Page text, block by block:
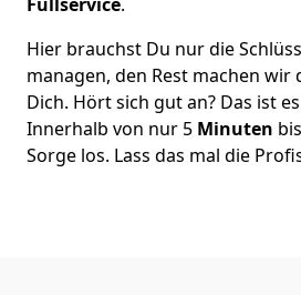
Hier brauchst Du nur die
managen, den Rest machen wir
Dich. Hört sich gut an? Das ist
Innerhalb von nur 5 Minuten
Sorge los. Lass das mal die